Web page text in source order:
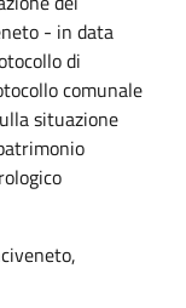
- in data
di
comunale
situazione